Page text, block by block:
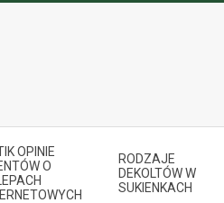
OPINIE
O
RODZAJE
DEKOLTÓW W
SUKIENKACH